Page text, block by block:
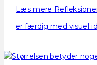
Læs mere
er færdig med visuel